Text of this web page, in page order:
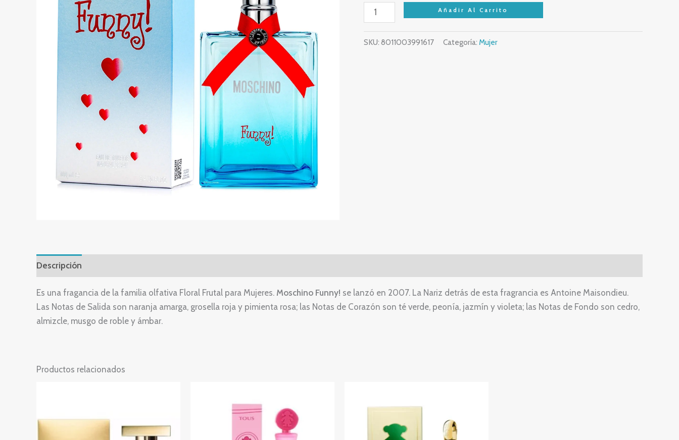
Añadir Al Carrito
SKU: 8011003991617 Categoría: Mujer
Descripción
Es una fragancia de la familia olfativa Floral Frutal para Mujeres. Moschino Funny! se lanzó en 2007. La Nariz detrás de esta fragrancia es Antoine Maisondieu.
Las Notas de Salida son naranja amarga, grosella roja y pimienta rosa; las Notas de Corazón son té verde, peonía, jazmín y violeta; las Notas de Fondo son cedro,
almizcle, musgo de roble y ámbar.
Productos relacionados